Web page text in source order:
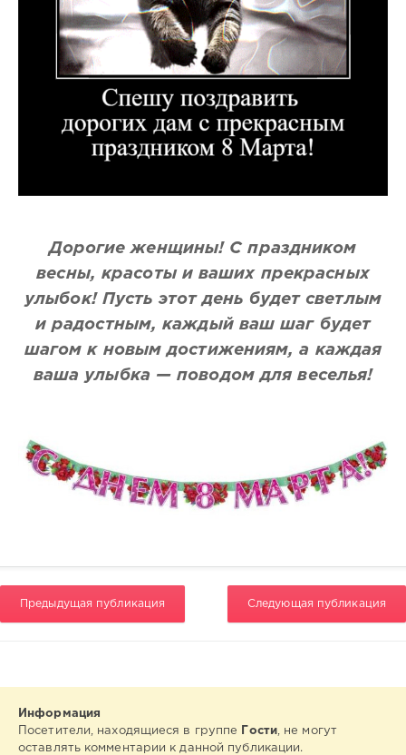
Дорогие женщины! С праздником
весны, красоты и ваших прекрасных
улыбок! Пусть этот день будет светлым
и радостным, каждый ваш шаг будет
шагом к новым достижениям, а каждая
ваша улыбка — поводом для веселья!
Предыдущая публикация Следующая публикация
Информация
Посетители, находящиеся в группе
Гости , не могут
оставлять комментарии к данной публикации.